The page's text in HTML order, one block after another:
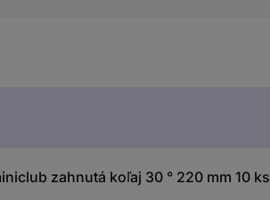
zahnutá koľaj 30 ° 220 mm 10 ks